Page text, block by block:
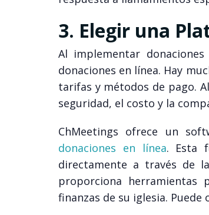
3. Elegir una
Al implementar
donaciones en línea. Hay
tarifas y métodos de pago.
seguridad, el costo y la
ChMeetings ofrece un
donaciones en línea. Esta
directamente a través de la
proporciona
finanzas de su iglesia.